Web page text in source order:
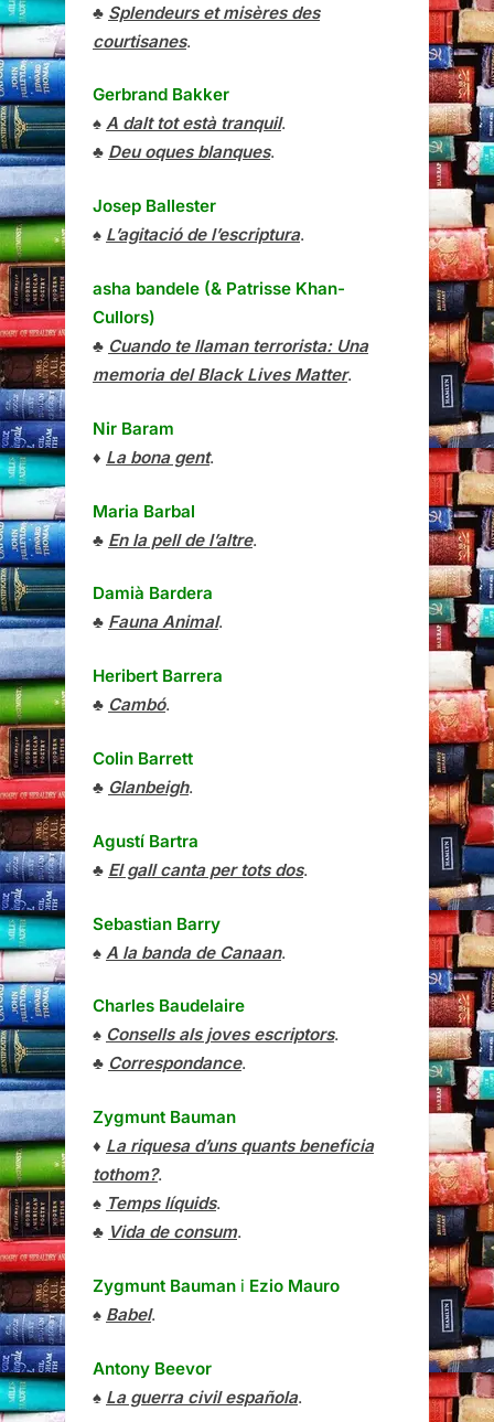
♣ Splendeurs et misères des
courtisanes.
Gerbrand Bakker
♠ A dalt tot està tranquil.
♣ Deu oques blanques.
Josep Ballester
♠ L’agitació de l’escriptura.
asha bandele (& Patrisse Khan-
Cullors)
♣ Cuando te llaman terrorista: Una
memoria del Black Lives Matter.
Nir Baram
♦ La bona gent.
Maria Barbal
♣ En la pell de l’altre.
Damià Bardera
♣ Fauna Animal.
Heribert Barrera
♣ Cambó.
Colin Barrett
♣ Glanbeigh.
Agustí Bartra
♣ El gall canta per tots dos.
Sebastian Barry
♠ A la banda de Canaan.
Charles Baudelaire
♠ Consells als joves escriptors.
♣ Correspondance.
Zygmunt Bauman
♦ La riquesa d’uns quants beneficia
tothom?.
♠ Temps líquids.
♣ Vida de consum.
Zygmunt Bauman i Ezio Mauro
♠ Babel.
Antony Beevor
♠ La guerra civil española.